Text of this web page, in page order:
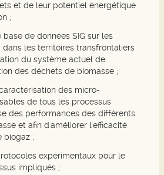
et de leur potentiel énergétique
;
base de données SIG sur les
les territoires transfrontaliers
du système actuel de
des déchets de biomasse ;
des micro-
de tous les processus
des performances des différents
et afin d'améliorer l'efficacité
biogaz ;
expérimentaux pour le
impliqués ;